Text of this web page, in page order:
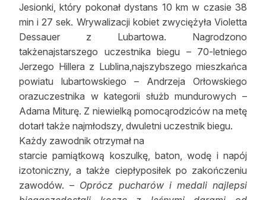
Jesionki, który pokonał dystans 10 km w czasie 38
min i 27 sek. Wrywalizacji kobiet zwyciężyła Violetta
Dessauer z Lubartowa. Nagrodzono
takżenajstarszego uczestnika biegu – 70-letniego
Jerzego Hillera z Lublina,najszybszego mieszkańca
powiatu lubartowskiego – Andrzeja Orłowskiego
orazuczestnika w kategorii służb mundurowych –
Adama Miturę. Z niewielką pomocąrodziców na metę
dotarł także najmłodszy, dwuletni uczestnik biegu.
Każdy zawodnik otrzymał na
starcie pamiątkową koszulkę, baton, wodę i napój
izotoniczny, a także ciepłyposiłek po zakończeniu
zawodów. – Oprócz pucharów i medali najlepsi